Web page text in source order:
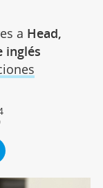
a Head,
inglés